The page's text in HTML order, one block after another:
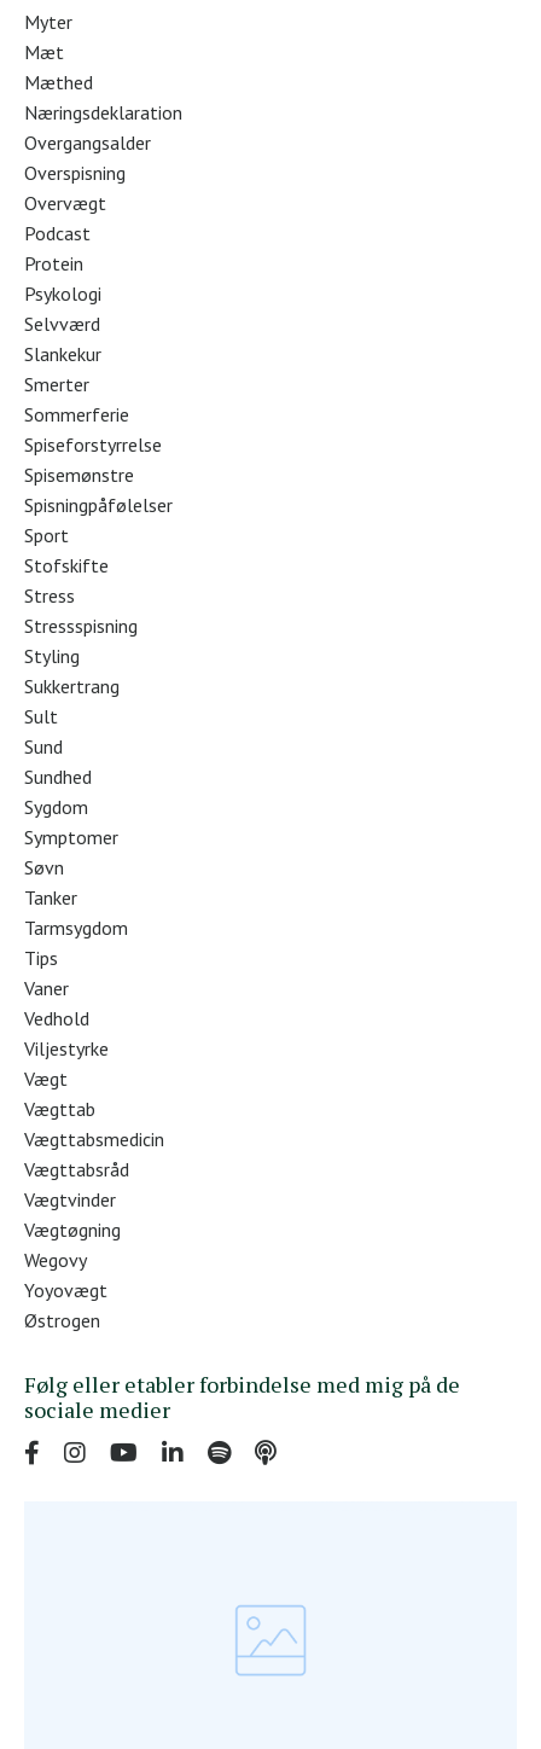
Myter
Mæt
Mæthed
Næringsdeklaration
Overgangsalder
Overspisning
Overvægt
Podcast
Protein
Psykologi
Selvværd
Slankekur
Smerter
Sommerferie
Spiseforstyrrelse
Spisemønstre
Spisningpåfølelser
Sport
Stofskifte
Stress
Stressspisning
Styling
Sukkertrang
Sult
Sund
Sundhed
Sygdom
Symptomer
Søvn
Tanker
Tarmsygdom
Tips
Vaner
Vedhold
Viljestyrke
Vægt
Vægttab
Vægttabsmedicin
Vægttabsråd
Vægtvinder
Vægtøgning
Wegovy
Yoyovægt
Østrogen
Følg eller etabler forbindelse med mig på de
sociale medier